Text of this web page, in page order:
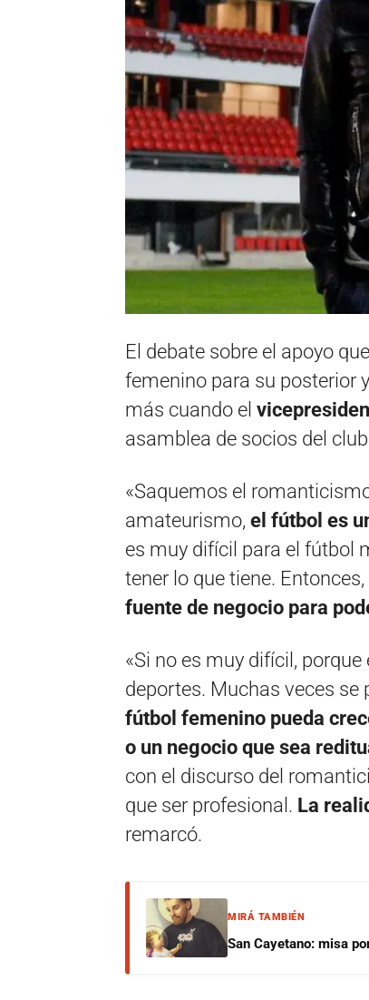
El debate sobre el apoyo
femenino para su posterior
más cuando el
asamblea de socios del
«Saquemos el
amateurismo, el fútbol es
es muy difícil para el fútbol
tener lo que tiene. Entonces,
fuente de negocio para
«Si no es muy difícil,
deportes. Muchas veces se
fútbol femenino pueda
o un negocio que sea
con el discurso del
que ser profesional. La
remarcó.
MIRÁ TAMBIÉN
San Cayetano: misa